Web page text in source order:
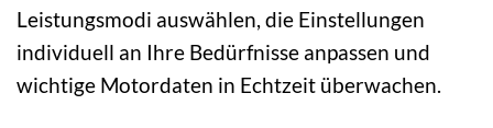
Leistungsmodi auswählen, die Einstellungen
individuell an Ihre Bedürfnisse anpassen und
wichtige Motordaten in Echtzeit überwachen.